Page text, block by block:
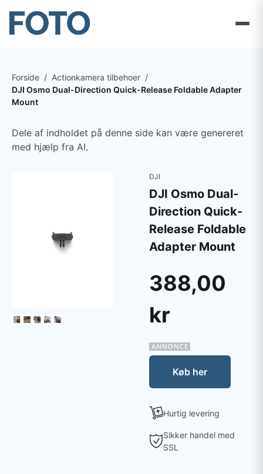
Forside / Actionkamera tilbehoer /
DJI Osmo Dual-Direction Quick-Release Foldable Adapter
Mount
Dele af indholdet på denne side kan være genereret
med hjælp fra AI.
DJI
DJI Osmo Dual-
Direction Quick-
Release Foldable
Adapter Mount
388,00
kr
Køb her
Hurtig levering
Sikker handel med
SSL